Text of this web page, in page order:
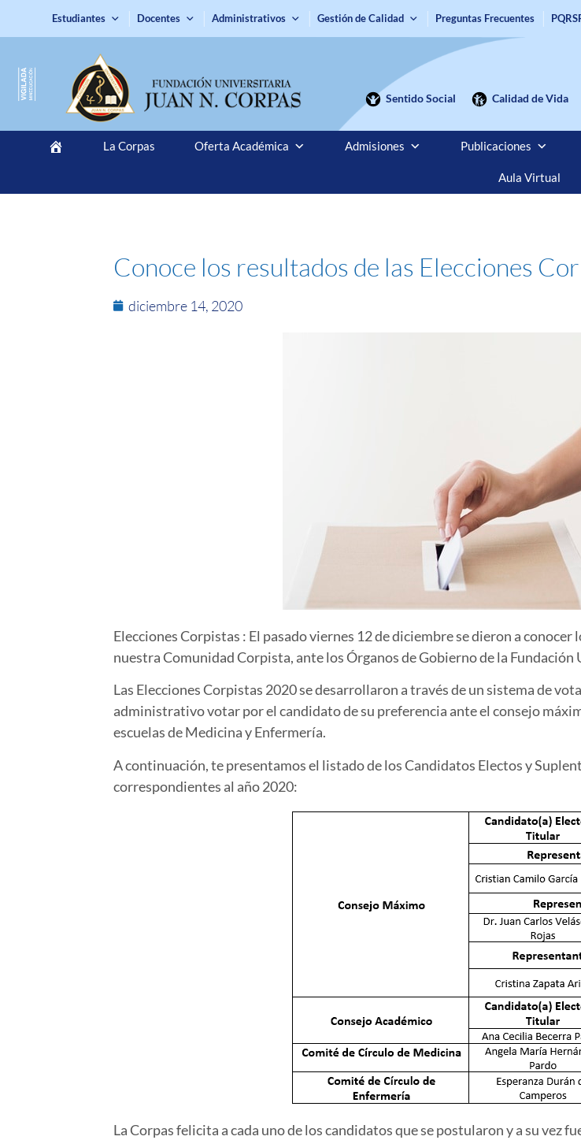
Estudiantes Docentes Administrativos Gestión de Calidad Preguntas Frecuentes
Sentido Social Calidad de Vida
La Corpas Oferta Académica Admisiones Publicaciones
Aula Virtual
Conoce los resultados de las Elecciones
diciembre 14, 2020
Elecciones Corpistas : El pasado viernes 12 de diciembre se dieron a
nuestra Comunidad Corpista, ante los Órganos de Gobierno de la
Las Elecciones Corpistas 2020 se desarrollaron a través de un sistema de
administrativo votar por el candidato de su preferencia ante el consejo
escuelas de Medicina y Enfermería.
A continuación, te presentamos el listado de los Candidatos Electos y
correspondientes al año 2020:
La Corpas felicita a cada uno de los candidatos que se postularon y a su vez